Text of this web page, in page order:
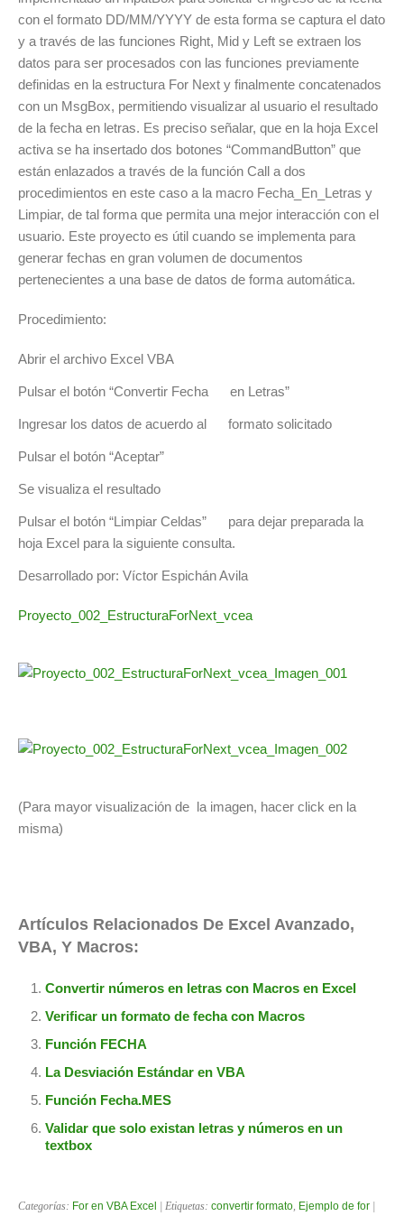
con el formato DD/MM/YYYY de esta forma se captura el dato
y a través de las funciones Right, Mid y Left se extraen los
datos para ser procesados con las funciones previamente
definidas en la estructura For Next y finalmente concatenados
con un MsgBox, permitiendo visualizar al usuario el resultado
de la fecha en letras. Es preciso señalar, que en la hoja Excel
activa se ha insertado dos botones “CommandButton” que
están enlazados a través de la función Call a dos
procedimientos en este caso a la macro Fecha_En_Letras y
Limpiar, de tal forma que permita una mejor interacción con el
usuario. Este proyecto es útil cuando se implementa para
generar fechas en gran volumen de documentos
pertenecientes a una base de datos de forma automática.
Procedimiento:
Abrir el archivo Excel VBA
Pulsar el botón “Convertir Fecha en Letras”
Ingresar los datos de acuerdo al formato solicitado
Pulsar el botón “Aceptar”
Se visualiza el resultado
Pulsar el botón “Limpiar Celdas” para dejar preparada la
hoja Excel para la siguiente consulta.
Desarrollado por: Víctor Espichán Avila
Proyecto_002_EstructuraForNext_vcea
(Para mayor visualización de la imagen, hacer click en la
misma)
Artículos Relacionados De Excel Avanzado,
VBA, Y Macros:
Convertir números en letras con Macros en Excel
Verificar un formato de fecha con Macros
Función FECHA
La Desviación Estándar en VBA
Función Fecha.MES
Validar que solo existan letras y números en un
textbox
Categorías: For en VBA Excel | Etiquetas: convertir formato, Ejemplo de for